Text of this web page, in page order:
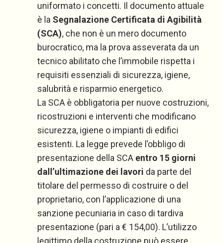
uniformato i concetti. Il documento attuale
è la Segnalazione Certificata di Agibilità
(SCA), che non è un mero documento
burocratico, ma la prova asseverata da un
tecnico abilitato che l’immobile rispetta i
requisiti essenziali di sicurezza, igiene,
salubrità e risparmio energetico.
La SCA è obbligatoria per nuove costruzioni,
ricostruzioni e interventi che modificano
sicurezza, igiene o impianti di edifici
esistenti. La legge prevede l’obbligo di
presentazione della SCA entro 15 giorni
dall’ultimazione dei lavori da parte del
titolare del permesso di costruire o del
proprietario, con l’applicazione di una
sanzione pecuniaria in caso di tardiva
presentazione (pari a € 154,00). L’utilizzo